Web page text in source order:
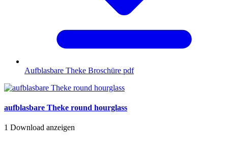
Aufblasbare Theke Broschüre pdf
aufblasbare Theke round hourglass
1 Download anzeigen